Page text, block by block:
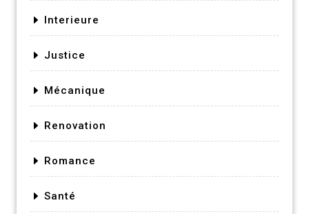
Interieure
Justice
Mécanique
Renovation
Romance
Santé